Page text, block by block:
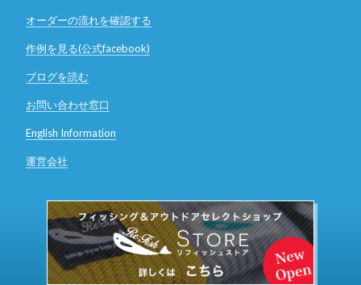
オーダーの流れを確認する
作例を見る(公式facebook)
ブログを読む
お問い合わせ窓口
English Information
運営会社